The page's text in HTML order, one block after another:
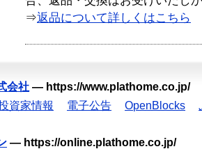
⇒返品について詳しくはこちら
会社 — https://www.plathome.co.jp/
資家情報 電子公告 OpenBlocks
— https://online.plathome.co.jp/